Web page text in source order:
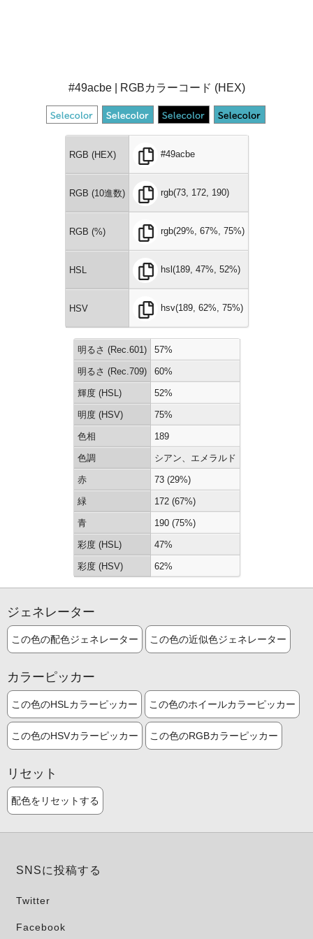
#49acbe | RGBカラーコード (HEX)
RGB (HEX) #49acbe
RGB (10進数) rgb(73, 172, 190)
RGB (%) rgb(29%, 67%, 75%)
HSL hsl(189, 47%, 52%)
HSV hsv(189, 62%, 75%)
明るさ (Rec.601) 57%
明るさ (Rec.709) 60%
輝度 (HSL) 52%
明度 (HSV) 75%
色相 189
色調 シアン、エメラルド
赤 73 (29%)
緑 172 (67%)
青 190 (75%)
彩度 (HSL) 47%
彩度 (HSV) 62%
ジェネレーター
この色の配色ジェネレーター この色の近似色ジェネレーター
カラーピッカー
この色のHSLカラーピッカー この色のホイールカラーピッカー
この色のHSVカラーピッカー この色のRGBカラーピッカー
リセット
配色をリセットする
SNSに投稿する
Twitter
Facebook